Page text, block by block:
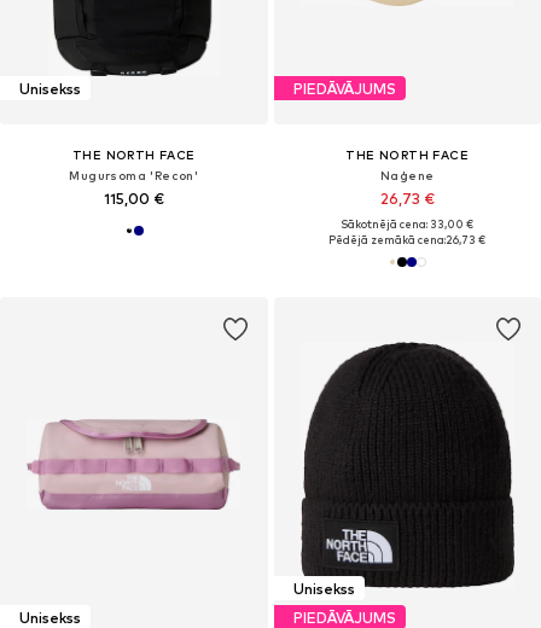
Unisekss
THE NORTH FACE
Mugursoma 'Recon'
115,00 €
PIEDĀVĀJUMS
THE NORTH FACE
Naģene
26,73 €
Sākotnējā cena: 33,00 €
Pēdējā zemākā cena:26,73 €
Unisekss
Unisekss
PIEDĀVĀJUMS